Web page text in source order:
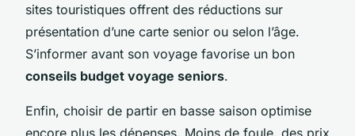
sites touristiques offrent des réductions sur
présentation d’une carte senior ou selon l’âge.
S’informer avant son voyage favorise un bon
conseils budget voyage seniors.
Enfin, choisir de partir en basse saison optimise
encore plus les dépenses. Moins de foule, des prix